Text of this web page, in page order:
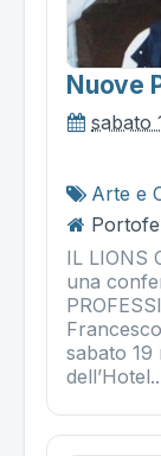
Nuove
sabato
Arte e
IL LIONS
una
sabato 19